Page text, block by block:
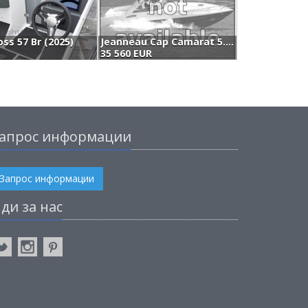
57 Br (2025)
Jeanneau Cap Camarat 5.5 Cc Serie² (2025)
35 560 EUR
информации
Запрос информации
за нас